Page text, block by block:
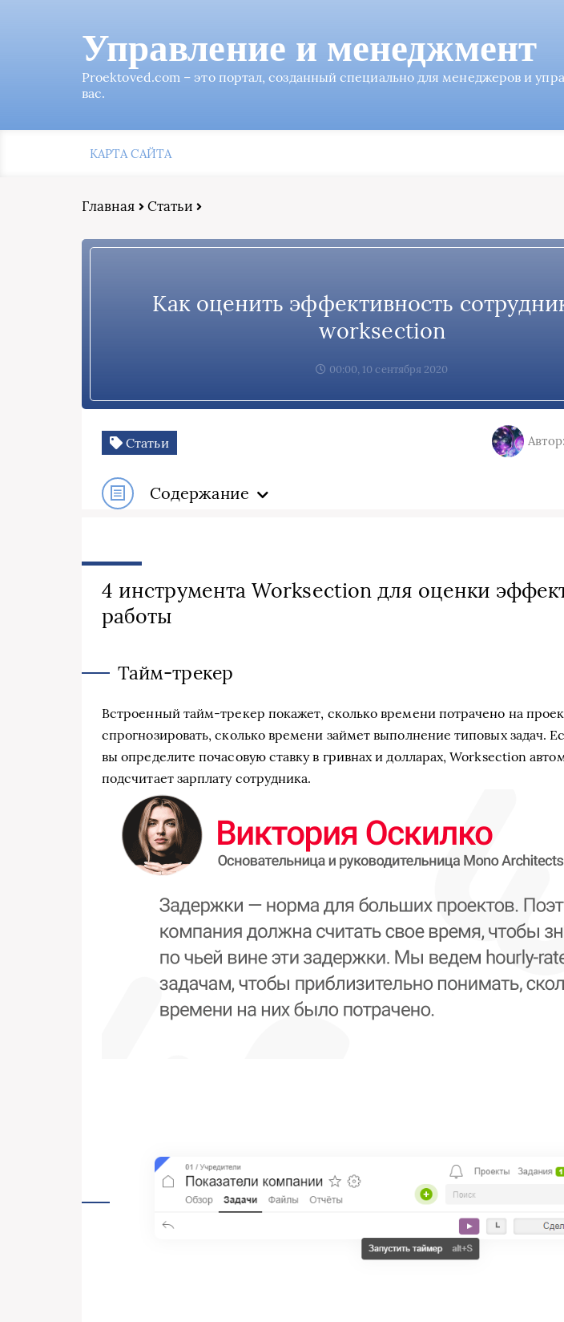
Управление и менеджмент
Proektoved.com – это портал, созданный специально для менеджеров и
вас.
КАРТА САЙТА
Главная Статьи
Как оценить эффективность
worksection
00:00, 10 сентября 2020
Статьи
Содержание
4 инструмента Worksection для оценки
работы
Тайм-трекер
Встроенный тайм-трекер покажет, сколько времени потрачено на
спрогнозировать, сколько времени займет выполнение типовых задач.
вы определите почасовую ставку в гривнах и долларах, Worksection
подсчитает зарплату сотрудника.